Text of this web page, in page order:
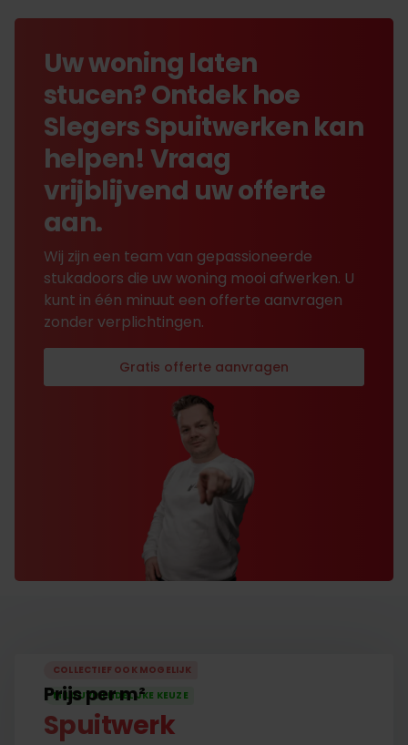
Uw woning laten
stucen? Ontdek hoe
Slegers Spuitwerken kan
helpen! Vraag
vrijblijvend uw offerte
aan.
Wij zijn een team van gepassioneerde
stukadoors die uw woning mooi afwerken. U
kunt in één minuut een offerte aanvragen
zonder verplichtingen.
Gratis offerte aanvragen
Prijs per m²
Spuitwerk
COLLECTIEF OOK MOGELIJK
MILIEUVRIENDELIJKE KEUZE